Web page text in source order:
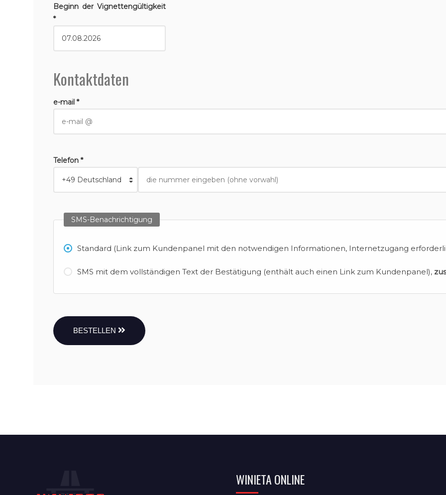
Beginn der Vignettengültigkeit
*
Kontaktdaten
e-mail *
Telefon *
SMS-Benachrichtigung
Standard (Link zum Kundenpanel mit den notwendigen Informationen, Internetzugang
SMS mit dem vollständigen Text der Bestätigung (enthält auch einen Link zum Kundenpanel),
BESTELLEN
WINIETA ONLINE